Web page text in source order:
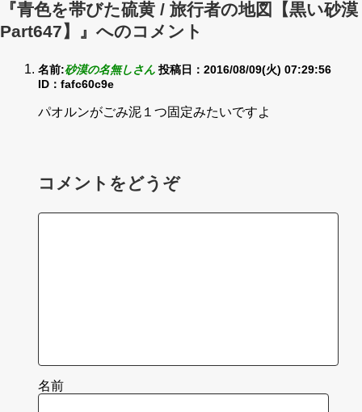
『青色を帯びた硫黄 / 旅行者の地図【黒い砂漠
Part647】』へのコメント
名前:砂漠の名無しさん 投稿日：2016/08/09(火) 07:29:56
ID：fafc60c9e
パオルンがごみ泥１つ固定みたいですよ
コメントをどうぞ
名前